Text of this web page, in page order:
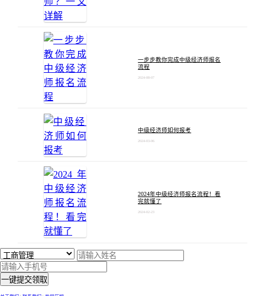
一步步教你完成中级经济师报名
流程
2024-08-07
中级经济师如何报考
2024-03-06
2024年中级经济师报名流程！看
完就懂了
2024-02-23
一键提交领取